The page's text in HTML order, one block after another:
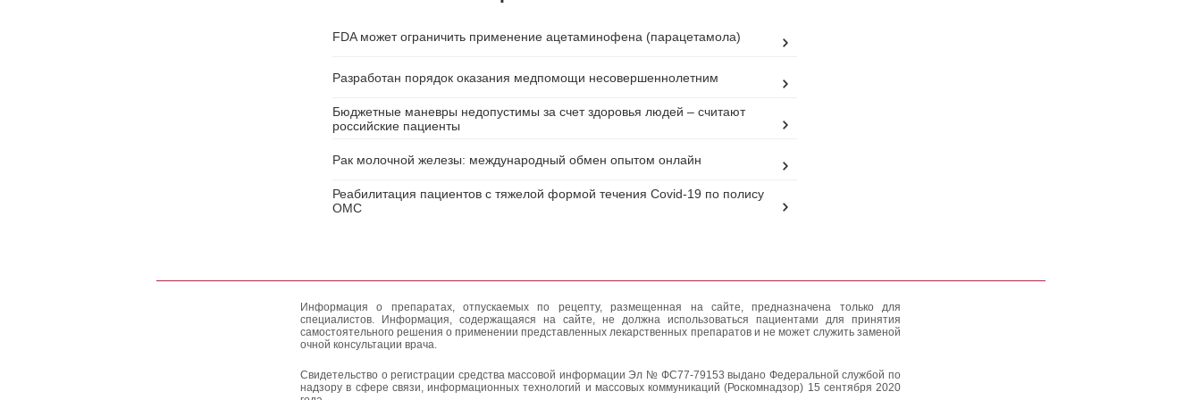
FDA может ограничить применение ацетаминофена (парацетамола)
Разработан порядок оказания медпомощи несовершеннолетним
Бюджетные маневры недопустимы за счет здоровья людей – считают
российские пациенты
Рак молочной железы: международный обмен опытом онлайн
Реабилитация пациентов с тяжелой формой течения Covid-19 по полису
ОМС
Информация о препаратах, отпускаемых по рецепту, размещенная на сайте, предназначена только для
специалистов. Информация, содержащаяся на сайте, не должна использоваться пациентами для принятия
самостоятельного решения о применении представленных лекарственных препаратов и не может служить заменой
очной консультации врача.
Свидетельство о регистрации средства массовой информации Эл № ФС77-79153 выдано Федеральной службой по
надзору в сфере связи, информационных технологий и массовых коммуникаций (Роскомнадзор) 15 сентября 2020